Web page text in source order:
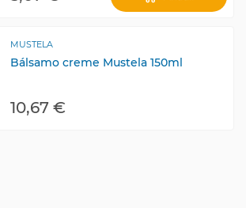
MUSTELA
Bálsamo creme Mustela 150ml
10,67 €